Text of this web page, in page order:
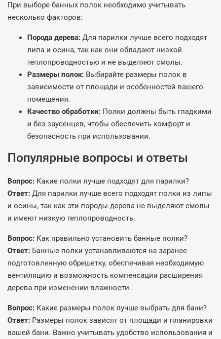
При выборе банных полок необходимо учитывать
несколько факторов:
Порода дерева: Для парилки лучше всего подходят
липа и осина, так как они обладают низкой
теплопроводностью и не выделяют смолы.
Размеры полок: Выбирайте размеры полок в
зависимости от площади и особенностей вашего
помещения.
Качество обработки: Полки должны быть гладкими
и без заусенцев, чтобы обеспечить комфорт и
безопасность при использовании.
Популярные вопросы и ответы
Вопрос: Какие полки лучше подходят для парилки?
Ответ: Для парилки лучше всего подходят полки из липы
и осины, так как эти породы дерева не выделяют смолы
и имеют низкую теплопроводность.
Вопрос: Как правильно установить банные полки?
Ответ: Банные полки устанавливаются на заранее
подготовленную обрешетку, обеспечивая необходимую
вентиляцию и возможность компенсации расширения
дерева при изменении влажности.
Вопрос: Какие размеры полок лучше выбрать для бани?
Ответ: Размеры полок зависят от площади и планировки
вашей бани. Важно учитывать удобство использования и